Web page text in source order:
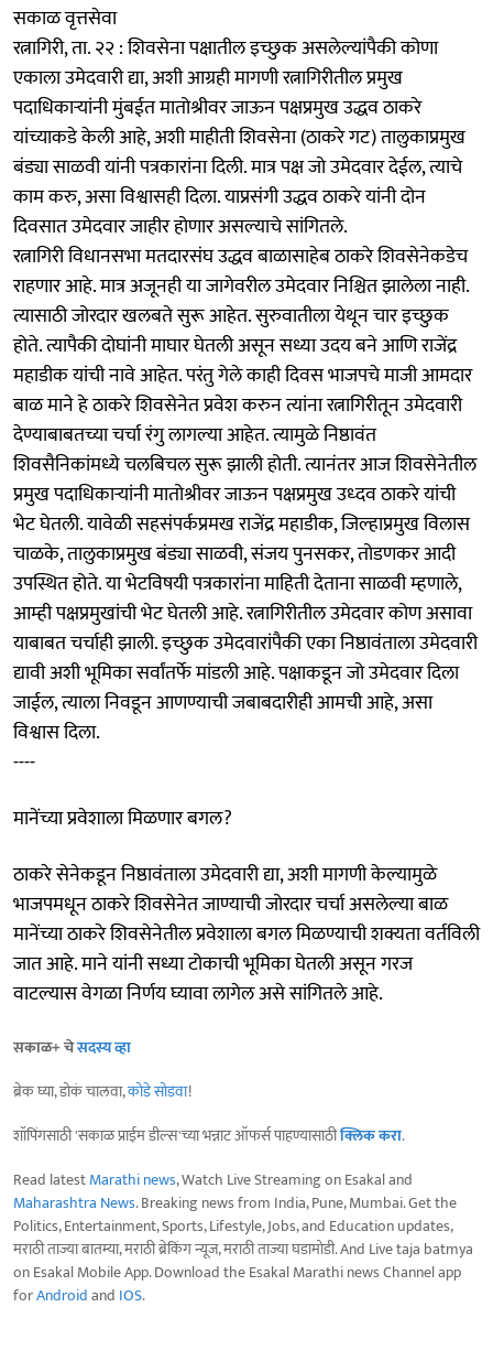
सकाळ वृत्तसेवा
रत्नागिरी, ता. २२ : शिवसेना पक्षातील इच्छुक असलेल्यांपैकी कोणा
एकाला उमेदवारी द्या, अशी आग्रही मागणी रत्नागिरीतील प्रमुख
पदाधिकाऱ्यांनी मुंबईत मातोश्रीवर जाऊन पक्षप्रमुख उद्धव ठाकरे
यांच्याकडे केली आहे, अशी माहीती शिवसेना (ठाकरे गट) तालुकाप्रमुख
बंड्या साळवी यांनी पत्रकारांना दिली. मात्र पक्ष जो उमेदवार देईल, त्याचे
काम करु, असा विश्वासही दिला. याप्रसंगी उद्धव ठाकरे यांनी दोन
दिवसात उमेदवार जाहीर होणार असल्याचे सांगितले.
रत्नागिरी विधानसभा मतदारसंघ उद्धव बाळासाहेब ठाकरे शिवसेनेकडेच
राहणार आहे. मात्र अजूनही या जागेवरील उमेदवार निश्चित झालेला नाही.
त्यासाठी जोरदार खलबते सुरू आहेत. सुरुवातीला येथून चार इच्छुक
होते. त्यापैकी दोघांनी माघार घेतली असून सध्या उदय बने आणि राजेंद्र
महाडीक यांची नावे आहेत. परंतु गेले काही दिवस भाजपचे माजी आमदार
बाळ माने हे ठाकरे शिवसेनेत प्रवेश करुन त्यांना रत्नागिरीतून उमेदवारी
देण्याबाबतच्या चर्चा रंगु लागल्या आहेत. त्यामुळे निष्ठावंत
शिवसैनिकांमध्ये चलबिचल सुरू झाली होती. त्यानंतर आज शिवसेनेतील
प्रमुख पदाधिकाऱ्यांनी मातोश्रीवर जाऊन पक्षप्रमुख उध्दव ठाकरे यांची
भेट घेतली. यावेळी सहसंपर्कप्रमख राजेंद्र महाडीक, जिल्हाप्रमुख विलास
चाळके, तालुकाप्रमुख बंड्या साळवी, संजय पुनसकर, तोडणकर आदी
उपस्थित होते. या भेटविषयी पत्रकारांना माहिती देताना साळवी म्हणाले,
आम्ही पक्षप्रमुखांची भेट घेतली आहे. रत्नागिरीतील उमेदवार कोण असावा
याबाबत चर्चाही झाली. इच्छुक उमेदवारांपैकी एका निष्ठावंताला उमेदवारी
द्यावी अशी भूमिका सर्वांतर्फे मांडली आहे. पक्षाकडून जो उमेदवार दिला
जाईल, त्याला निवडून आणण्याची जबाबदारीही आमची आहे, असा
विश्वास दिला.
----
मानेंच्या प्रवेशाला मिळणार बगल?
ठाकरे सेनेकडून निष्ठावंताला उमेदवारी द्या, अशी मागणी केल्यामुळे
भाजपमधून ठाकरे शिवसेनेत जाण्याची जोरदार चर्चा असलेल्या बाळ
मानेंच्या ठाकरे शिवसेनेतील प्रवेशाला बगल मिळण्याची शक्यता वर्तविली
जात आहे. माने यांनी सध्या टोकाची भूमिका घेतली असून गरज
वाटल्यास वेगळा निर्णय घ्यावा लागेल असे सांगितले आहे.
सकाळ+ चेसदस्य व्हा
ब्रेक घ्या, डोकं चालवा,कोडे सोडवा!
शॉपिंगसाठी 'सकाळ प्राईम डील्स'च्या भन्नाट ऑफर्स पाहण्यासाठीक्लिक करा.
Read latestMarathi news, Watch Live Streaming on Esakal and
Maharashtra News. Breaking news from India, Pune, Mumbai. Get the
Politics, Entertainment, Sports, Lifestyle, Jobs, and Education updates,
मराठी ताज्या बातम्या, मराठी ब्रेकिंग न्यूज, मराठी ताज्या घडामोडी. And Live taja batmya
on Esakal Mobile App. Download the Esakal Marathi news Channel app
forAndroidand IOS.